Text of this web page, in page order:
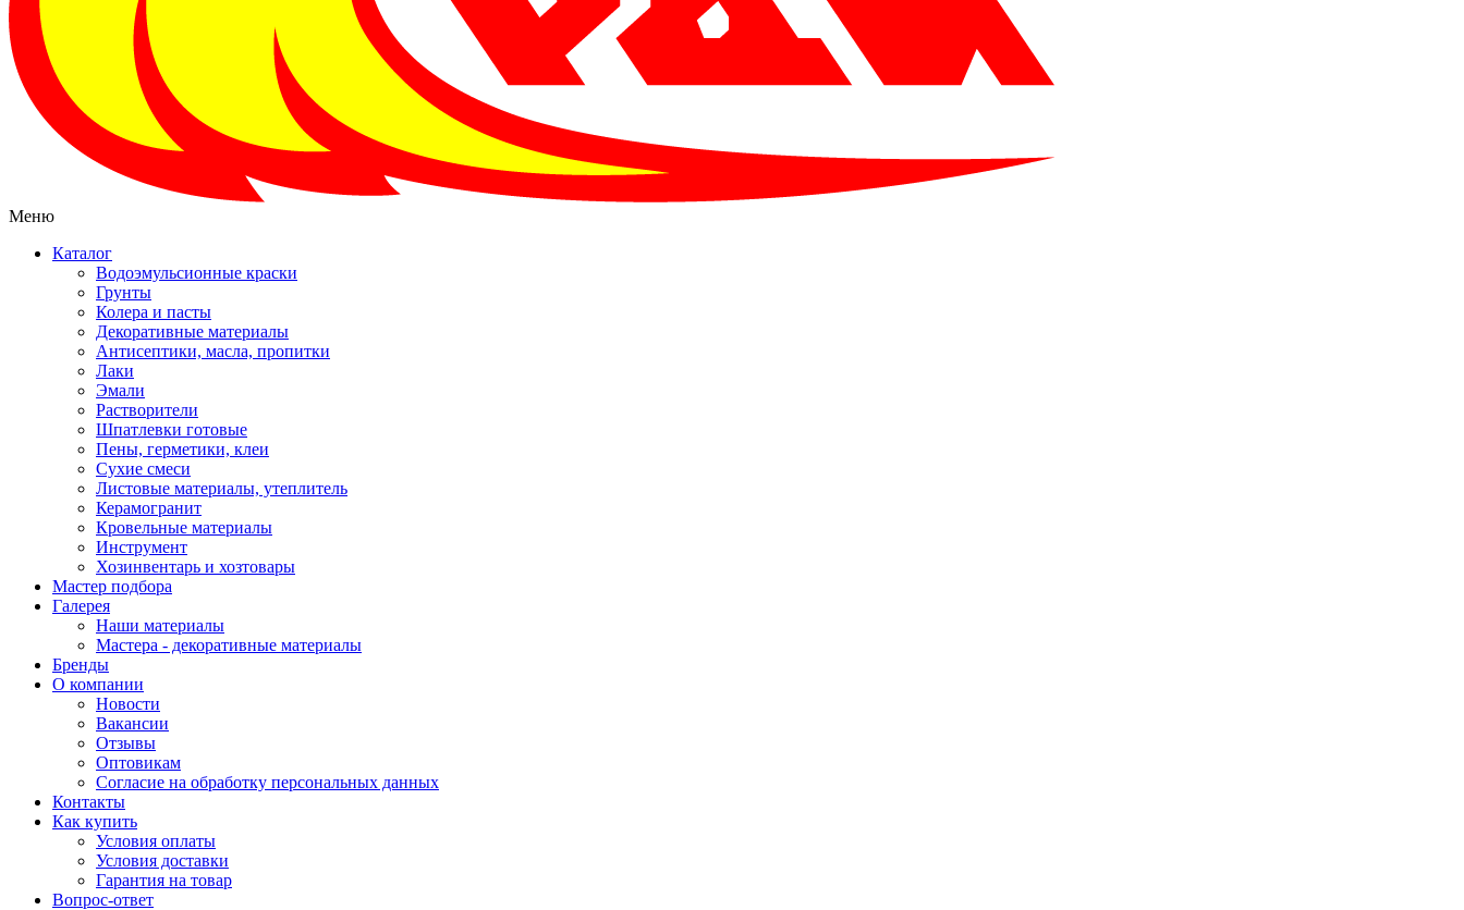
Меню
Каталог
Водоэмульсионные краски
Грунты
Колера и пасты
Декоративные материалы
Антисептики, масла, пропитки
Лаки
Эмали
Растворители
Шпатлевки готовые
Пены, герметики, клеи
Сухие смеси
Листовые материалы, утеплитель
Керамогранит
Кровельные материалы
Инструмент
Хозинвентарь и хозтовары
Мастер подбора
Галерея
Наши материалы
Мастера - декоративные материалы
Бренды
О компании
Новости
Вакансии
Отзывы
Оптовикам
Cогласие на обработку персональных данных
Контакты
Как купить
Условия оплаты
Условия доставки
Гарантия на товар
Вопрос-ответ